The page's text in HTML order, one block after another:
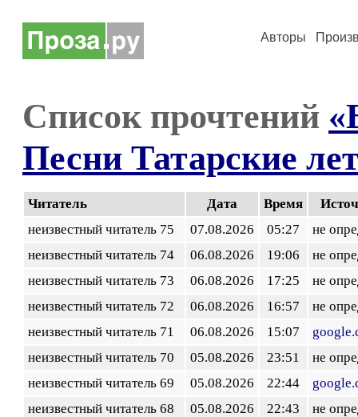
Авторы
Список прочтений
Песни Татарские
Читатель Дата Время
неизвестный читатель 75
07.08.2026 05:27
не
неизвестный читатель 74
06.08.2026 19:06
не
неизвестный читатель 73
06.08.2026 17:25
не
неизвестный читатель 72
06.08.2026 16:57
не
неизвестный читатель 71
06.08.2026 15:07
неизвестный читатель 70
05.08.2026 23:51
не
неизвестный читатель 69
05.08.2026 22:44
неизвестный читатель 68
05.08.2026 22:43
не